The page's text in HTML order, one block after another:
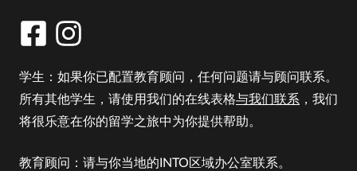
学生：如果你已配置教育顾问，任何问题请与顾问联系。
所有其他学生，请使用我们的在线表格与我们联系 ，我们
将很乐意在你的留学之旅中为你提供帮助。
教育顾问：请与你当地的INTO区域办公室联系。